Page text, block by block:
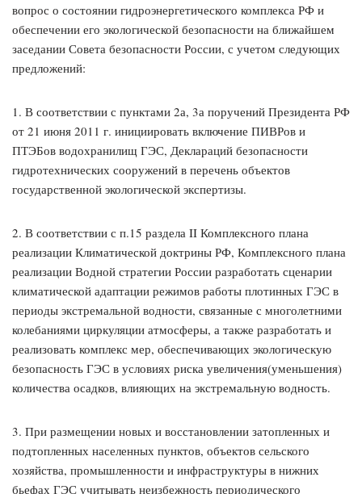
вопрос о состоянии гидроэнергетического комплекса РФ и
обеспечении его экологической безопасности на ближайшем
заседании Совета безопасности России, с учетом следующих
предложений:
1. В соответствии с пунктами 2а, 3а поручений Президента РФ
от 21 июня 2011 г. инициировать включение ПИВРов и
ПТЭБов водохранилищ ГЭС, Деклараций безопасности
гидротехнических сооружений в перечень объектов
государственной экологической экспертизы.
2. В соответствии с п.15 раздела II Комплексного плана
реализации Климатической доктрины РФ, Комплексного плана
реализации Водной стратегии России разработать сценарии
климатической адаптации режимов работы плотинных ГЭС в
периоды экстремальной водности, связанные с многолетними
колебаниями циркуляции атмосферы, а также разработать и
реализовать комплекс мер, обеспечивающих экологическую
безопасность ГЭС в условиях риска увеличения(уменьшения)
количества осадков, влияющих на экстремальную водность.
3. При размещении новых и восстановлении затопленных и
подтопленных населенных пунктов, объектов сельского
хозяйства, промышленности и инфраструктуры в нижних
бьефах ГЭС учитывать неизбежность периодического